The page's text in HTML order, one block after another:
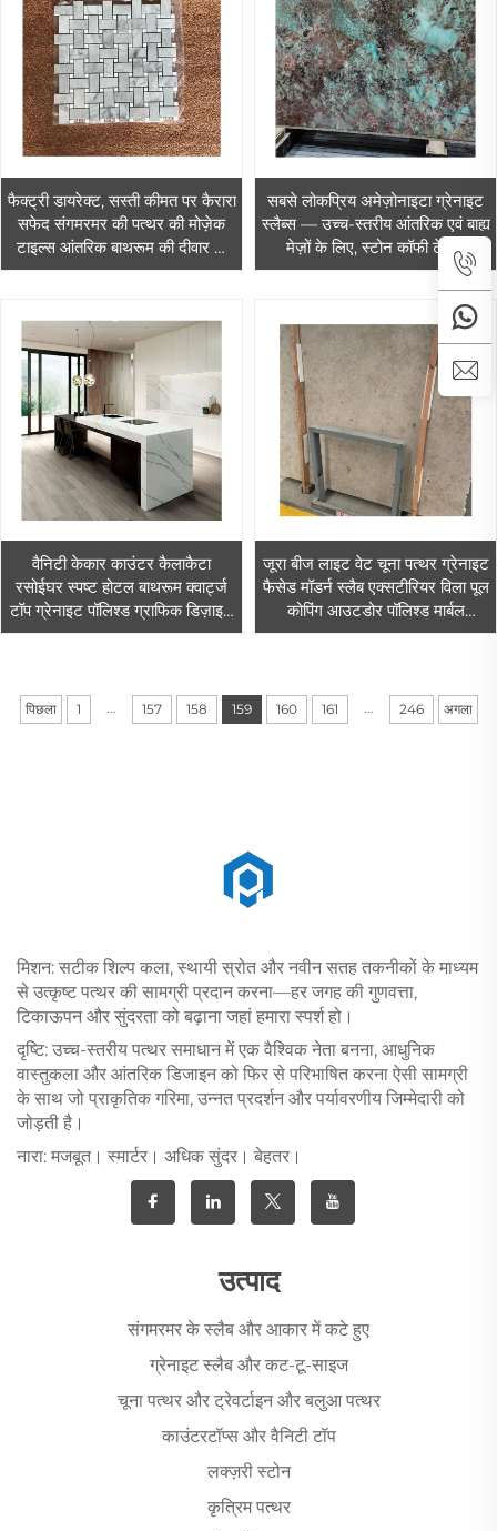
फैक्ट्री डायरेक्ट, सस्ती कीमत पर कैरारा
सफेद संगमरमर की पत्थर की मोज़ेक
टाइल्स आंतरिक बाथरूम की दीवार के
लिए
सबसे लोकप्रिय अमेज़ोनाइटा ग्रेनाइट
स्लैब्स — उच्च-स्तरीय आंतरिक एवं बाह्य
मेज़ों के लिए, स्टोन कॉफी टेबल,
काउंटरटॉप्स, सिंक
वैनिटी केकार काउंटर कैलाकैटा
रसोईघर स्पष्ट होटल बाथरूम क्वार्ट्ज
टॉप ग्रेनाइट पॉलिश्ड ग्राफिक डिज़ाइन
आधुनिक सिंक के साथ सफेद
जूरा बीज लाइट वेट चूना पत्थर ग्रेनाइट
फैसेड मॉडर्न स्लैब एक्सटीरियर विला पूल
कोपिंग आउटडोर पॉलिश्ड मार्बल
काउंटरटॉप
पिछला 1 ... 157 158 159 160 161 ... 246 अगला
मिशन: सटीक शिल्प कला, स्थायी स्रोत और नवीन सतह तकनीकों के माध्यम
से उत्कृष्ट पत्थर की सामग्री प्रदान करना—हर जगह की गुणवत्ता,
टिकाऊपन और सुंदरता को बढ़ाना जहां हमारा स्पर्श हो।
दृष्टि: उच्च-स्तरीय पत्थर समाधान में एक वैश्विक नेता बनना, आधुनिक
वास्तुकला और आंतरिक डिजाइन को फिर से परिभाषित करना ऐसी सामग्री
के साथ जो प्राकृतिक गरिमा, उन्नत प्रदर्शन और पर्यावरणीय जिम्मेदारी को
जोड़ती है।
नारा: मजबूत। स्मार्टर। अधिक सुंदर। बेहतर।
उत्पाद
संगमरमर के स्लैब और आकार में कटे हुए
ग्रेनाइट स्लैब और कट-टू-साइज
चूना पत्थर और ट्रेवर्टाइन और बलुआ पत्थर
काउंटरटॉप्स और वैनिटी टॉप
लक्ज़री स्टोन
कृत्रिम पत्थर